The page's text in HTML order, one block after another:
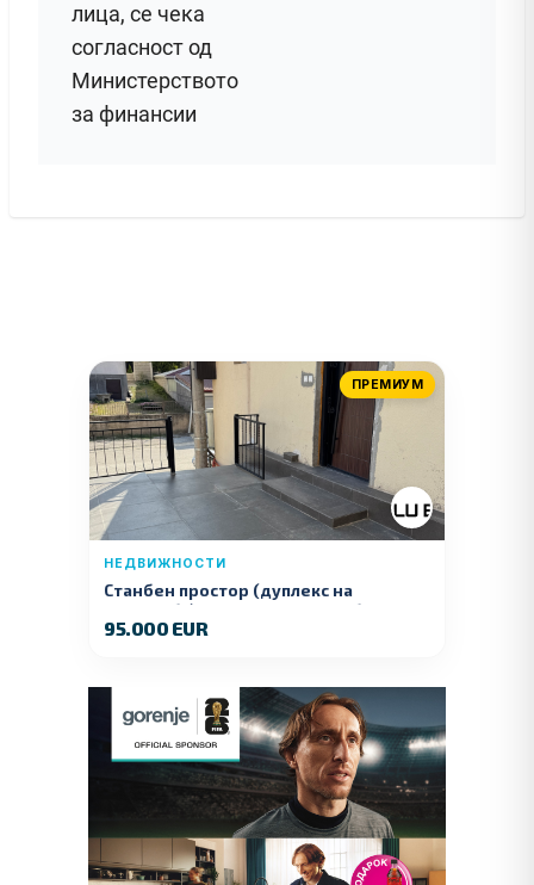
лица, се чека
согласност од
Министерството
за финансии
ПРЕМИУМ
НЕДВИЖНОСТИ
Станбен простор (дуплекс на
продажба) – Ул. Стојан Арсов бр. 1,
Куманово
95.000 EUR